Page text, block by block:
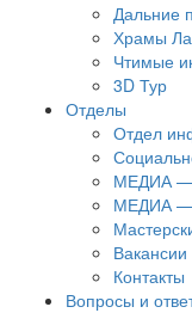
Дальние
Храмы
Чтимые
3D Тур
Отделы
Отдел
МЕДИА —
МЕДИА —
Вакансии
Контакты
Вопросы и